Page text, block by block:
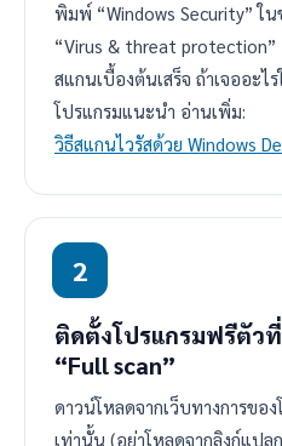
พิมพ์ “Windows Security” ใ
“Virus & threat
สแกนเบื้องต้นเสร็จ ถ้าเจออะ
โปรแกรมแนะนำ อ่านเพิ่ม:
วิธีสแกนไวรัสด้วย Windows
ติดตั้งโปรแกรมฟรีตัว
“Full scan”
ดาวน์โหลดจากเว็บทางการขอ
เท่านั้น (อย่าโหลดจากลิงก์แปล